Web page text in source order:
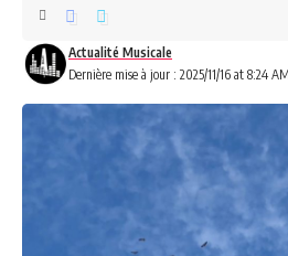
Dernière mise à jour : 2025/11/16 at 8:24 AM
Actualité Musicale